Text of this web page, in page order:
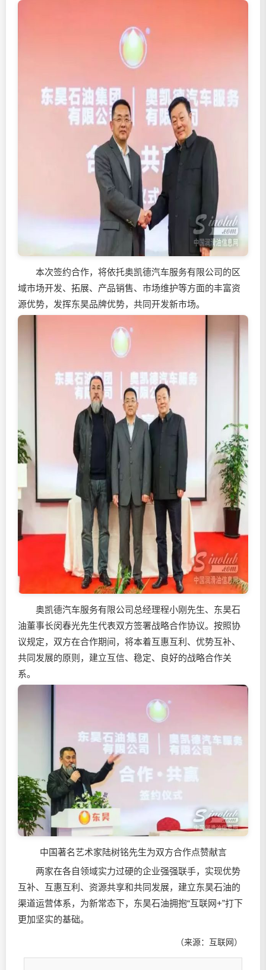
本次签约合作，将依托奥凯德汽车服务有限公司的区
域市场开发、拓展、产品销售、市场维护等方面的丰富资
源优势，发挥东昊品牌优势，共同开发新市场。
奥凯德汽车服务有限公司总经理程小刚先生、东昊石
油董事长闵春光先生代表双方签署战略合作协议。按照协
议规定，双方在合作期间，将本着互惠互利、优势互补、
共同发展的原则，建立互信、稳定、良好的战略合作关
系。
中国著名艺术家陆树铭先生为双方合作点赞献言
两家在各自领域实力过硬的企业强强联手，实现优势
互补、互惠互利、资源共享和共同发展，建立东昊石油的
渠道运营体系，为新常态下，东昊石油拥抱“互联网+”打下
更加坚实的基础。
（来源：互联网）